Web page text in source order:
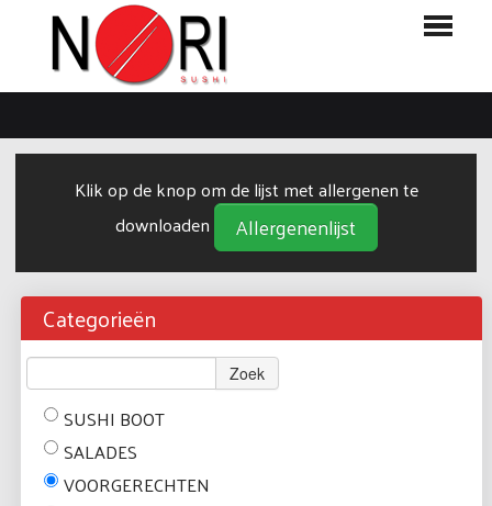
Klik op de knop om de lijst met allergenen te
downloaden
Allergenenlijst
Categorieën
Zoek
SUSHI BOOT
SALADES
VOORGERECHTEN